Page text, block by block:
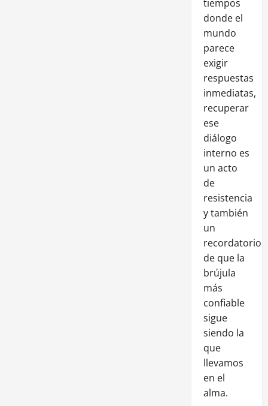
tiempos
donde el
mundo
parece
exigir
respuestas
inmediatas,
recuperar
ese
diálogo
interno es
un acto
de
resistencia
y también
un
recordatorio
de que la
brújula
más
confiable
sigue
siendo la
que
llevamos
en el
alma.